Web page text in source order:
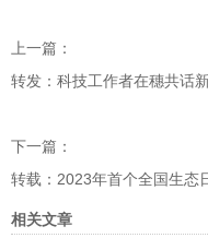
上一篇：
转发：科技工作者在穗共话
下一篇：
转载：2023年首个全国生态
相关文章